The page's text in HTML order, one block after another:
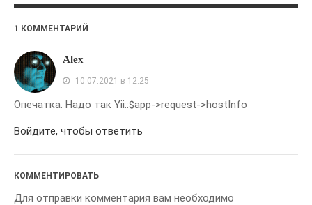
Тизеры
Мысли И Идеи
АРХИВЫ
Февраль 2026
1 КОММЕНТАРИЙ
Alex
10.07.2021 в 12:25
Опечатка. Надо так Yii::$app->request->hostInfo
Войдите, чтобы ответить
КОММЕНТИРОВАТЬ
Для отправки комментария вам необходимо